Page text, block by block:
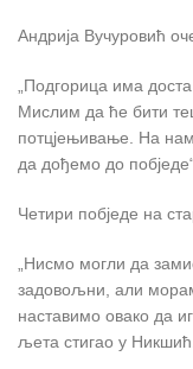
Андрија Вучуровић
„Подгорица има
Мислим да ће бити
потцјењивање. На
да дођемо до
Четири побједе на
„Нисмо могли да
задовољни, али
наставимо овако да
љета стигао у Никшић.